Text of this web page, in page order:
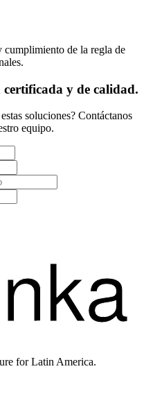
de la regla de
y de calidad.
soluciones? Contáctanos
equipo.
for Latin America.